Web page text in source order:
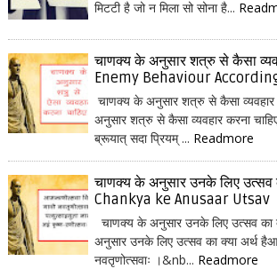
मिटटी है जो न मिला सो सोना है...
चाणक्य के अनुसार शत्रु से कैसा
Enemy Behaviour
चाणक्य के अनुसार शत्रु से कैसा व्यवहार
अनुसार शत्रु से कैसा व्यवहार करना
ब्रूयात् सदा प्रियम् ... Readmore
चाणक्य के अनुसार उनके लिए उत्सव
Chankya ke Anusaar Utsav
चाणक्य के अनुसार उनके लिए उत्सव का
अनुसार उनके लिए उत्सव का क्या अर्थ
नवतृणोत्सवाः ।&nb... Readmore